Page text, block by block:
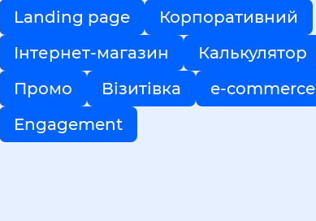
Landing page
Корпоративний
Інтернет-магазин
Калькулятор
Промо
Візитівка
e-commerce
Engagement